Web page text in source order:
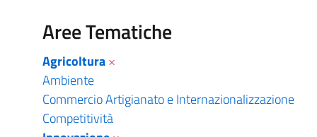
Catalogo bandi -
Aree Tematiche
Agricoltura×
Ambiente
Commercio Artigianato e Internazionalizzazione
Competitività